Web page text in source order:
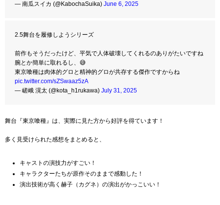
— 南瓜スイカ (@KabochaSuika) June 6, 2025
2.5舞台を履修しようシリーズ
前作もそうだったけど、平気で人体破壊してくれるのありがたいですね
腕とか簡単に取れるし、😅
東京喰種は肉体的グロと精神的グロが共存する傑作ですからね
pic.twitter.com/sZSwaaz5zA
— 嵯峨 滉太 (@kota_h1rukawa) July 31, 2025
舞台『東京喰種』は、実際に見た方から好評を得ています！
多く見受けられた感想をまとめると、
キャストの演技力がすごい！
キャラクターたちが原作そのままで感動した！
演出技術が高く赫子（カグネ）の演出がかっこいい！